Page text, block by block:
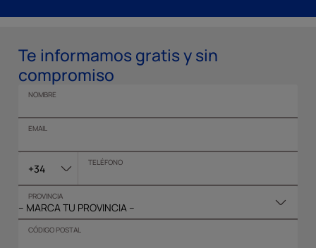
Te informamos gratis y sin
compromiso
NOMBRE
EMAIL
+34 TELÉFONO
PROVINCIA
CÓDIGO POSTAL